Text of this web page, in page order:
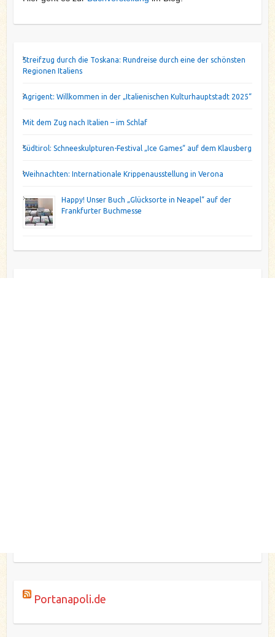
Streifzug durch die Toskana: Rundreise durch eine der schönsten
Regionen Italiens
Agrigent: Willkommen in der „Italienischen Kulturhauptstadt 2025“
Mit dem Zug nach Italien – im Schlaf
Südtirol: Schneeskulpturen-Festival „Ice Games“ auf dem Klausberg
Weihnachten: Internationale Krippenausstellung in Verona
Happy! Unser Buch „Glücksorte in Neapel“ auf der
Frankfurter Buchmesse
Portanapoli.de